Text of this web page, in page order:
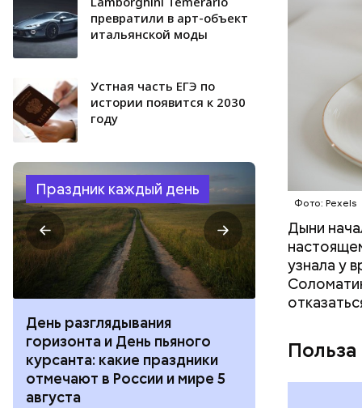
превратили в арт-объект
итальянской моды
Устная часть ЕГЭ по
истории появится к 2030
году
Праздник каждый день
День разглядывания
горизонта и День пьяного
курсанта: какие праздники
отмечают в России и мире 5
августа
День
праздники
и мире 4
Фото: Pexels
Дыни
узнала у